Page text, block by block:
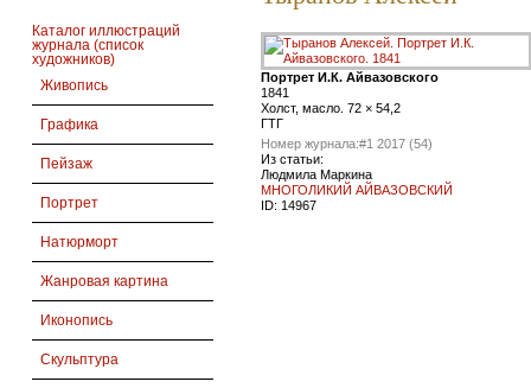
Каталог иллюстраций
журнала (список
художников)
Живопись
Графика
Пейзаж
Портрет
Натюрморт
Жанровая картина
Иконопись
Скульптура
Портрет И.К. Айвазовского
1841
Холст, масло. 72 × 54,2
ГТГ
Номер журнала:#1 2017 (54)
Из статьи:
Людмила Маркина
МНОГОЛИКИЙ АЙВАЗОВСКИЙ
ID: 14967